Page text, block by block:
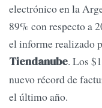
electrónico en la
89% con respecto a
el informe realizado
Tiendanube. Los
nuevo récord de
el último año.